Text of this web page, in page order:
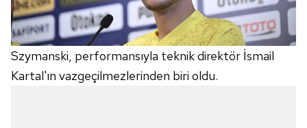
Szymanski, performansıyla teknik direktör İsmail
Kartal'ın vazgeçilmezlerinden biri oldu.